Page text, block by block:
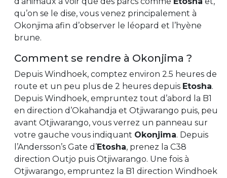
qu’on se le dise, vous venez principalement à
Okonjima afin d’observer le léopard et l’hyène
brune.
Comment se rendre à Okonjima ?
Depuis Windhoek, comptez environ 2.5 heures de
route et un peu plus de 2 heures depuis Etosha.
Depuis Windhoek, empruntez tout d’abord la B1
en direction d’Okahandja et Otjiwarango puis, peu
avant Otjiwarango, vous verrez un panneau sur
votre gauche vous indiquant Okonjima. Depuis
l’Andersson’s Gate d’Etosha, prenez la C38
direction Outjo puis Otjiwarango. Une fois à
Otjiwarango, empruntez la B1 direction Windhoek